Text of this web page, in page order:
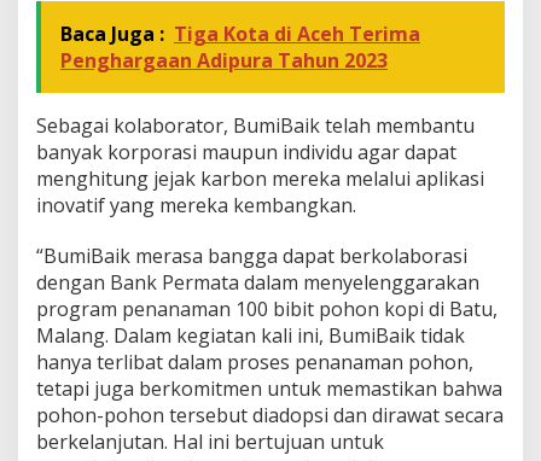
Baca Juga : Tiga Kota di Aceh Terima
Penghargaan Adipura Tahun 2023
Sebagai kolaborator, BumiBaik telah membantu
banyak korporasi maupun individu agar dapat
menghitung jejak karbon mereka melalui aplikasi
inovatif yang mereka kembangkan.
“BumiBaik merasa bangga dapat berkolaborasi
dengan Bank Permata dalam menyelenggarakan
program penanaman 100 bibit pohon kopi di Batu,
Malang. Dalam kegiatan kali ini, BumiBaik tidak
hanya terlibat dalam proses penanaman pohon,
tetapi juga berkomitmen untuk memastikan bahwa
pohon-pohon tersebut diadopsi dan dirawat secara
berkelanjutan. Hal ini bertujuan untuk